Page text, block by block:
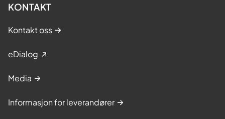
KONTAKT
Kontakt oss
eDialog
Media
Informasjon for leverandører